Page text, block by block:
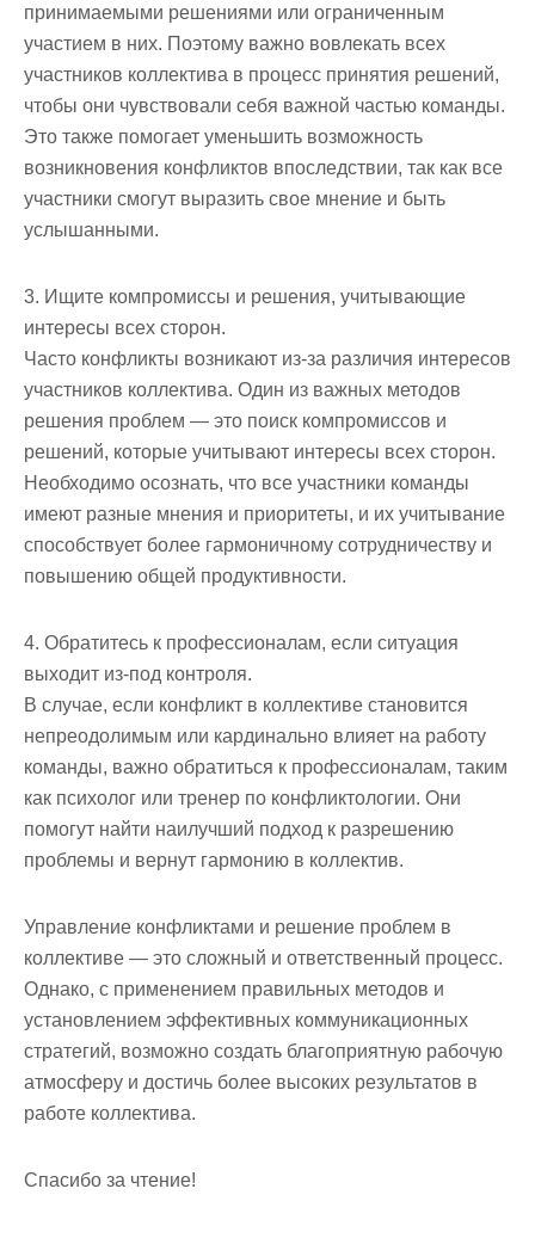
принимаемыми решениями или ограниченным
участием в них. Поэтому важно вовлекать всех
участников коллектива в процесс принятия решений,
чтобы они чувствовали себя важной частью команды.
Это также помогает уменьшить возможность
возникновения конфликтов впоследствии, так как все
участники смогут выразить свое мнение и быть
услышанными.
3. Ищите компромиссы и решения, учитывающие
интересы всех сторон.
Часто конфликты возникают из-за различия интересов
участников коллектива. Один из важных методов
решения проблем — это поиск компромиссов и
решений, которые учитывают интересы всех сторон.
Необходимо осознать, что все участники команды
имеют разные мнения и приоритеты, и их учитывание
способствует более гармоничному сотрудничеству и
повышению общей продуктивности.
4. Обратитесь к профессионалам, если ситуация
выходит из-под контроля.
В случае, если конфликт в коллективе становится
непреодолимым или кардинально влияет на работу
команды, важно обратиться к профессионалам, таким
как психолог или тренер по конфликтологии. Они
помогут найти наилучший подход к разрешению
проблемы и вернут гармонию в коллектив.
Управление конфликтами и решение проблем в
коллективе — это сложный и ответственный процесс.
Однако, с применением правильных методов и
установлением эффективных коммуникационных
стратегий, возможно создать благоприятную рабочую
атмосферу и достичь более высоких результатов в
работе коллектива.
Спасибо за чтение!